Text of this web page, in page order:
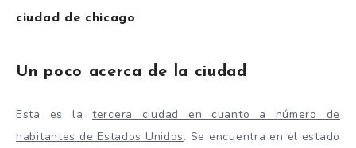
ciudad de chicago
Un poco acerca de la ciudad
Esta es latercera ciudad en cuanto a número de
habitantes de Estados Unidos. Se encuentra en el estado